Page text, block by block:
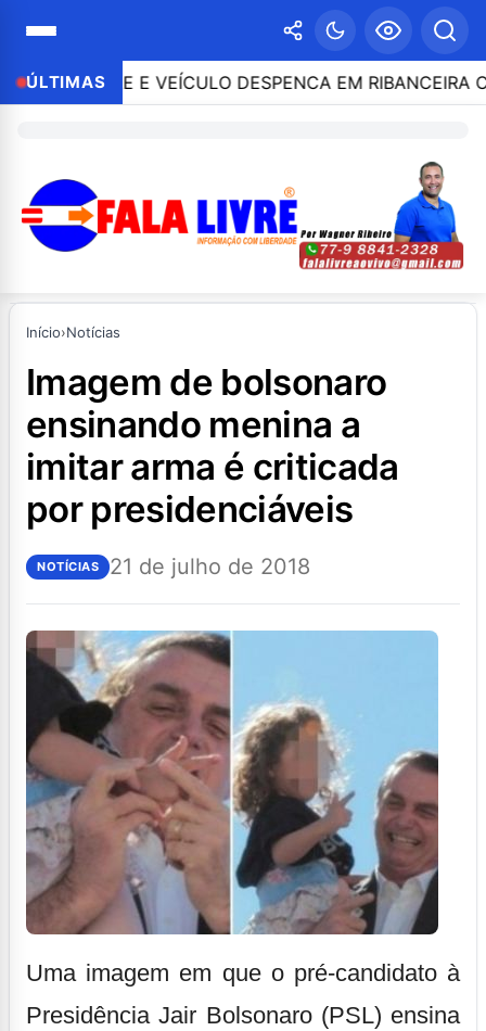
ÚLTIMASE VEÍCULO DESPENCA EM RIBANCEIRA COM
Início›Notícias
imagem de bolsonaro
ensinando menina a
imitar arma é criticada
por presidenciáveis
NOTÍCIAS 21 de julho de 2018
Uma imagem em que o pré-candidato à
Presidência Jair Bolsonaro (PSL) ensina